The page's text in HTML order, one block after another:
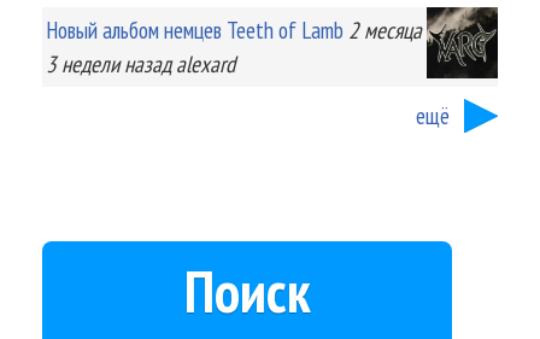
Новый альбом немцев Teeth of Lamb 2 месяца
3 неделиназад alexard
ещё
Поиск